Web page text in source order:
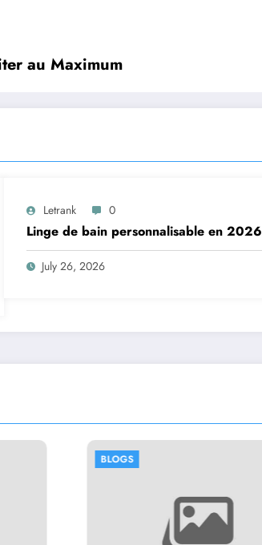
au Maximum
Letrank 0
Linge de bain personnalisable en 2026
July 26, 2026